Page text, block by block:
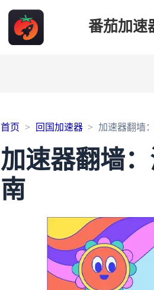
番茄加速
首页 回国加速器 加速器翻墙
加速器翻墙
南